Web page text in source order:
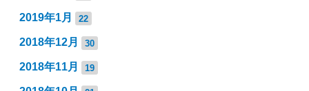
2019年1月 22
2018年12月 30
2018年11月 19